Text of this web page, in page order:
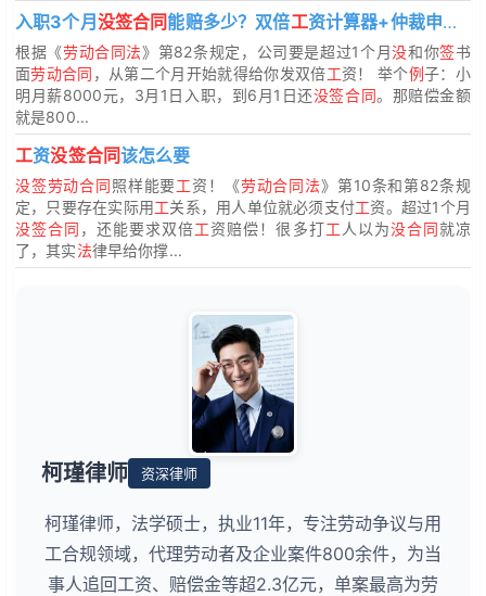
入职3个月没签合同能赔多少？双倍工资计算器+仲裁申请书模板
根据《劳动合同法》第82条规定，公司要是超过1个月没和你签书
面劳动合同 ，从第二个月开始就得给你发双倍工资！ 举个例子：小
明月薪8000元，3月1日入职，到6月1日还没签合同。那赔偿金额
就是800...
工资没签合同该怎么要
没签劳动合同照样能要工资！《劳动合同法》第10条和第82条规
定，只要存在实际用工关系，用人单位就必须支付工资。超过1个月
没签合同 ，还能要求双倍工资赔偿！很多打工 人以为没合同就凉
了，其实法律早给你撑...
柯瑾律师 资深律师
柯瑾律师，法学硕士，执业11年，专注劳动争议与用
工合规领域，代理劳动者及企业案件800余件，为当
事人追回工资、赔偿金等超2.3亿元，单案最高为劳